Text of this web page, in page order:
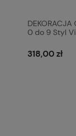
DEKORACJA
0 do 9 Styl
318,00 zł